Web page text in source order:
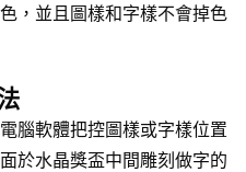
，並且圖樣和字樣不會掉色
腦軟體把控圖樣或字樣位置
於水晶獎盃中間雕刻做字的